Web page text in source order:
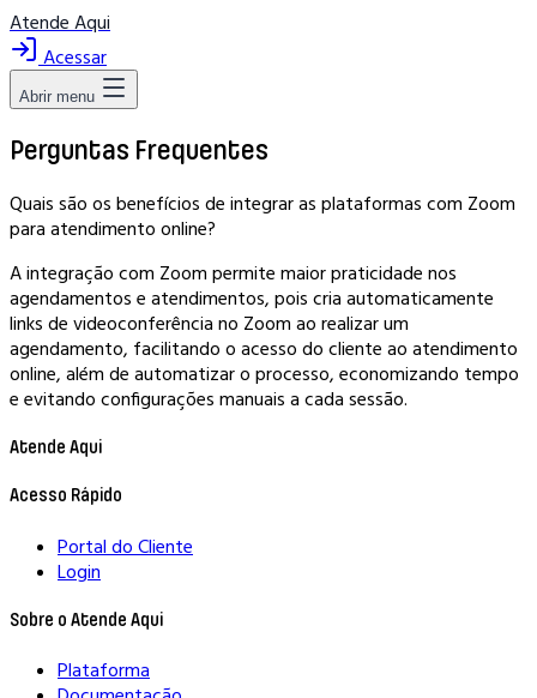
Atende Aqui
Acessar
Abrir menu
Perguntas Frequentes
Quais são os benefícios de integrar as plataformas com Zoom
para atendimento online?
A integração com Zoom permite maior praticidade nos
agendamentos e atendimentos, pois cria automaticamente
links de videoconferência no Zoom ao realizar um
agendamento, facilitando o acesso do cliente ao atendimento
online, além de automatizar o processo, economizando tempo
e evitando configurações manuais a cada sessão.
Atende Aqui
Acesso Rápido
Portal do Cliente
Login
Sobre o Atende Aqui
Plataforma